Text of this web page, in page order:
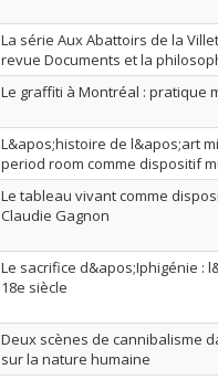
La série Aux Abattoirs de la
revue Documents et la
Le graffiti à Montréal : pratique
L&apos;histoire de l&apos;art
period room comme dispositif
Le tableau vivant comme
Claudie Gagnon
Le sacrifice d&apos;Iphigénie :
18e siècle
Deux scènes de cannibalisme
sur la nature humaine